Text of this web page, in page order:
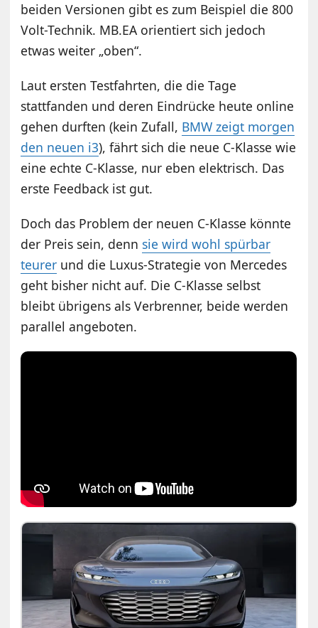
beiden Versionen gibt es zum Beispiel die 800
Volt-Technik. MB.EA orientiert sich jedoch
etwas weiter „oben“.
Laut ersten Testfahrten, die die Tage
stattfanden und deren Eindrücke heute online
gehen durften (kein Zufall, BMW zeigt morgen
den neuen i3), fährt sich die neue C-Klasse wie
eine echte C-Klasse, nur eben elektrisch. Das
erste Feedback ist gut.
Doch das Problem der neuen C-Klasse könnte
der Preis sein, denn sie wird wohl spürbar
teurer und die Luxus-Strategie von Mercedes
geht bisher nicht auf. Die C-Klasse selbst
bleibt übrigens als Verbrenner, beide werden
parallel angeboten.